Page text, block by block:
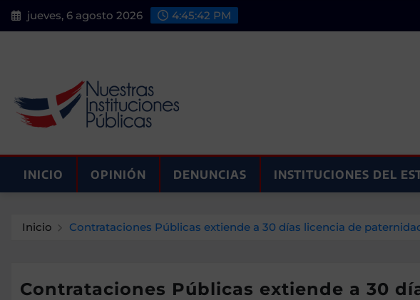
Saltar
al
jueves, 6 agosto 2026 4:45:43 PM
INICIO OPINIÓN DENUNCIAS INSTITUCIONES DEL
Inicio Contrataciones Públicas extiende a 30 días licencia de
Contrataciones Públicas extiende a 30